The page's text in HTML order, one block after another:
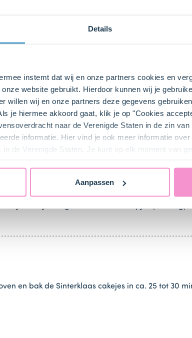
Details
instemt dat wij en onze partners cookies en
website gebruikt. Hierdoor kunnen wij je
willen wij en onze partners deze gegevens
je hiermee akkoord gaat, klik je op "Cookies
naar de Verenigde Staten in de zin
informatie. Hier vind je ook meer informatie
de Verenigde Staten. Je kunt op elk moment van
Aanpassen
de oven voor: (hete lucht)160
bakplaat uit de oven en plaats de vormpjes
de boter (140 g)de koekenmix en hetwater (75
ijsbolletjestang over de koekvormpjes (ca. 55 g).
en bak de Sinterklaas cakejes in ca. 25 tot 30